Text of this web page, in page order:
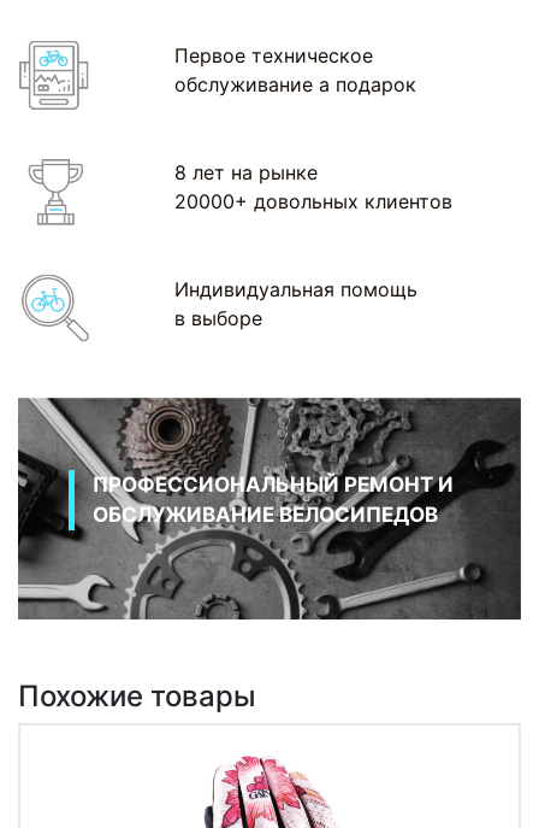
Первое техническое
обслуживание а подарок
8 лет на рынке
20000+ довольных клиентов
Индивидуальная помощь
в выборе
ПРОФЕССИОНАЛЬНЫЙ РЕМОНТ И
ОБСЛУЖИВАНИЕ ВЕЛОСИПЕДОВ
Похожие товары